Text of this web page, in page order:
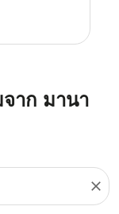
จาก มานา
close